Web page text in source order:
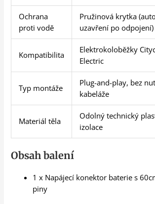
Ochrana
proti vodě
Pružinová krytka
uzavření po odpojení)
Kompatibilita
Elektrokoloběžky
Electric
Typ montáže
Plug-and-play, bez
kabeláže
Materiál těla
Odolný technický
izolace
Obsah balení
1 x Napájecí konektor baterie s
piny